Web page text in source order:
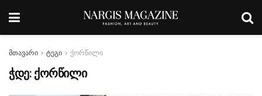
მთავარი ტეგი ქორწილი
ჭდე: ქორწილი